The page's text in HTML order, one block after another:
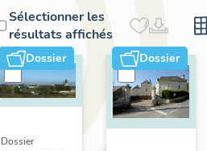
Sélectionner les
résultats affichés
Dossier
Dossier
Dossier